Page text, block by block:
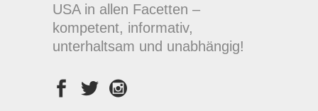
USA in allen Facetten –
kompetent, informativ,
unterhaltsam und unabhängig!